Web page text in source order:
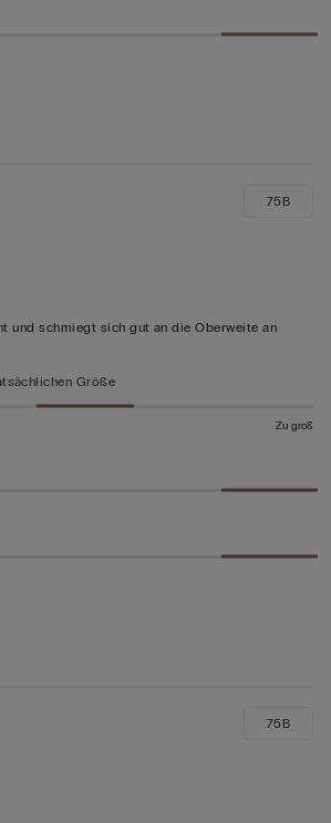
und schmiegt sich gut an die Oberweite an
75B
Größe
Zu groß
75B